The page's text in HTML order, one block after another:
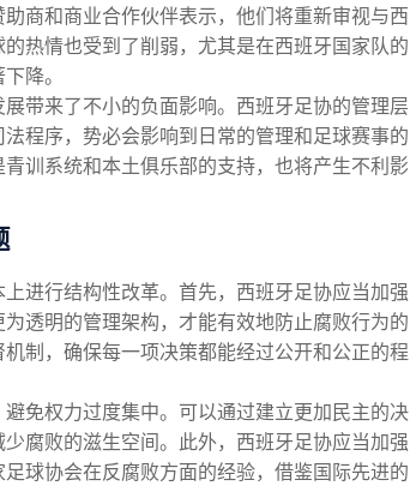
商和商业合作伙伴表示，他们将重新审视与西
热情也受到了削弱，尤其是在西班牙国家队的
降。
带来了不小的负面影响。西班牙足协的管理层
程序，势必会影响到日常的管理和足球赛事的
训系统和本土俱乐部的支持，也将产生不利影
进行结构性改革。首先，西班牙足协应当加强
透明的管理架构，才能有效地防止腐败行为的
制，确保每一项决策都能经过公开和公正的程
免权力过度集中。可以通过建立更加民主的决
腐败的滋生空间。此外，西班牙足协应当加强
球协会在反腐败方面的经验，借鉴国际先进的